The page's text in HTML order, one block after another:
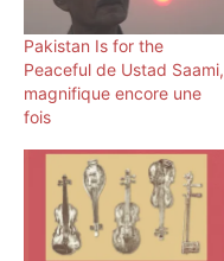
Pakistan Is for the
Peaceful de Ustad Saami,
magnifique encore une
fois